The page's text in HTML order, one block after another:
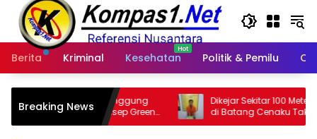
Langsung
konten
Berita
Kriminal Kesehatan Politik & Pemilu
Breaking News
Green
Dikejar Sekitar 100 Meter, Pengedar Sabu
di Batang Cenaku Tak Bisa Mengelak